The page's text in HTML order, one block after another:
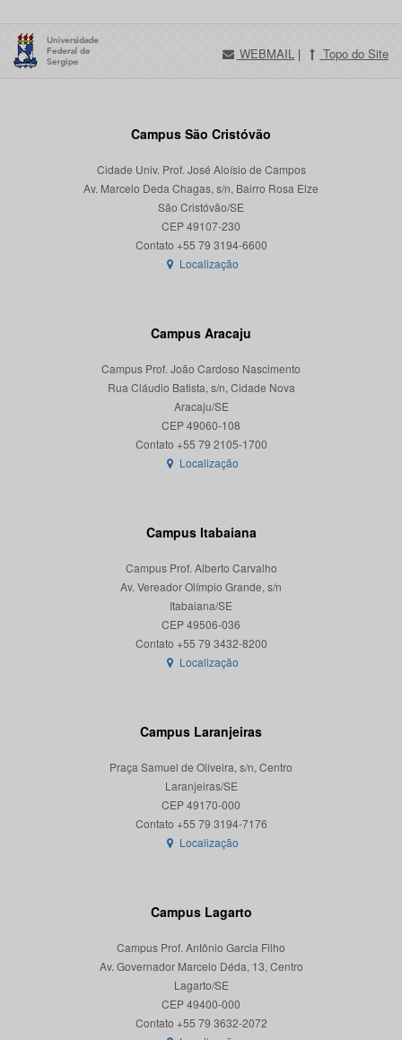
WEBMAIL | Topo do Site
Campus São Cristóvão
Cidade Univ. Prof. José Aloísio de Campos
Av. Marcelo Deda Chagas, s/n, Bairro Rosa Elze
São Cristóvão/SE
CEP 49107-230
Localização
Campus Aracaju
Campus Prof. João Cardoso Nascimento
Rua Cláudio Batista, s/n, Cidade Nova
Aracaju/SE
CEP 49060-108
Localização
Campus Itabaiana
Campus Prof. Alberto Carvalho
Av. Vereador Olímpio Grande, s/n
Itabaiana/SE
CEP 49506-036
Localização
Campus Laranjeiras
Praça Samuel de Oliveira, s/n, Centro
Laranjeiras/SE
CEP 49170-000
Localização
Campus Lagarto
Campus Prof. Antônio Garcia Filho
Av. Governador Marcelo Déda, 13, Centro
Lagarto/SE
CEP 49400-000